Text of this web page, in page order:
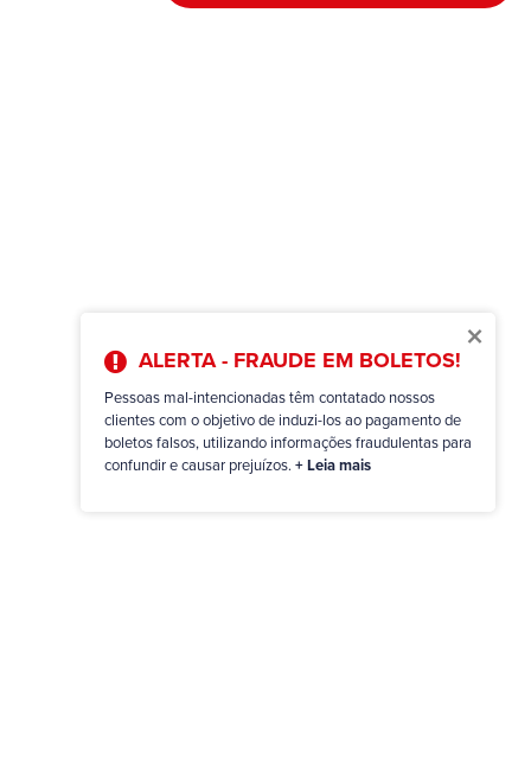
×
ALERTA - FRAUDE EM BOLETOS!
Pessoas mal-intencionadas têm contatado nossos
clientes com o objetivo de induzi-los ao pagamento de
boletos falsos, utilizando informações fraudulentas para
confundir e causar prejuízos. + Leia mais